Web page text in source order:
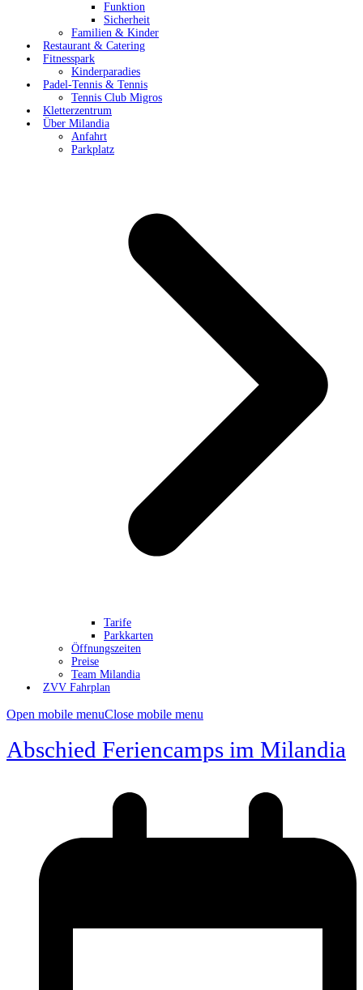
Funktion
Sicherheit
Familien & Kinder
Restaurant & Catering
Fitnesspark
Kinderparadies
Padel-Tennis & Tennis
Tennis Club Migros
Kletterzentrum
Über Milandia
Anfahrt
Parkplatz
Tarife
Parkkarten
Öffnungszeiten
Preise
Team Milandia
ZVV Fahrplan
Open mobile menuClose mobile menu
Abschied Feriencamps im Milandia